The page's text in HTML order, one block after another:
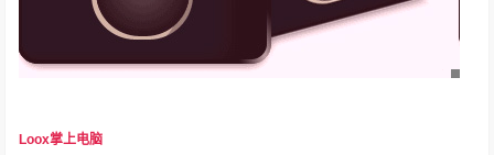
Loox掌上电脑